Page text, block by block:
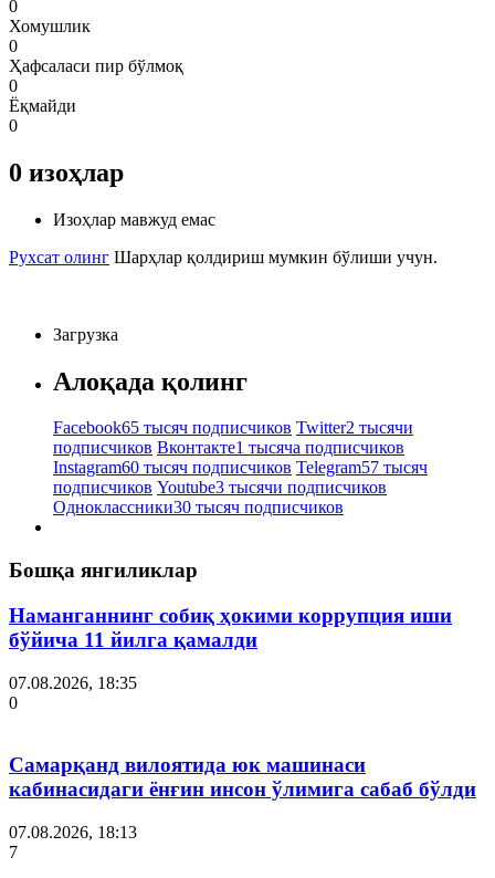
0
Хомушлик
0
Ҳафсаласи пир бўлмоқ
0
Ёқмайди
0
0 изоҳлар
Изоҳлар мавжуд емас
Рухсат олинг Шарҳлар қолдириш мумкин бўлиши учун.
Загрузка
Алоқада қолинг
Facebook65 тысяч подписчиков Twitter2 тысячи
подписчиков Вконтакте1 тысяча подписчиков
Instagram60 тысяч подписчиков Telegram57 тысяч
подписчиков Youtube3 тысячи подписчиков
Одноклассники30 тысяч подписчиков
Бошқа янгиликлар
Наманганнинг собиқ ҳокими коррупция иши
бўйича 11 йилга қамалди
07.08.2026, 18:35
0
Самарқанд вилоятида юк машинаси
кабинасидаги ёнғин инсон ўлимига сабаб бўлди
07.08.2026, 18:13
7